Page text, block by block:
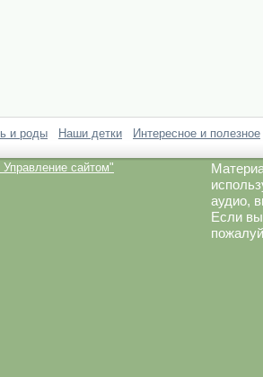
и роды Наши детки Интересное и полезное
Управление сайтом"
аудио,
Если вы